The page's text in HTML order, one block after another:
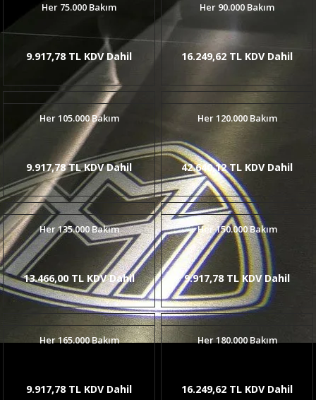
Her 75.000 Bakım
9.917,78 TL KDV Dahil
Her 90.000 Bakım
16.249,62 TL KDV Dahil
Her 105.000 Bakım
9.917,78 TL KDV Dahil
Her 120.000 Bakım
42.640,12 TL KDV Dahil
Her 135.000 Bakım
13.466,00 TL KDV Dahil
Her 150.000 Bakım
9.917,78 TL KDV Dahil
Her 165.000 Bakım
9.917,78 TL KDV Dahil
Her 180.000 Bakım
16.249,62 TL KDV Dahil